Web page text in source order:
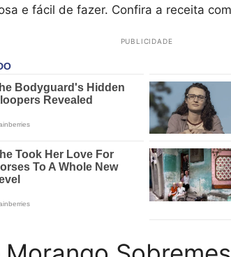
e fácil de fazer. Confira a receita
PUBLICIDADE